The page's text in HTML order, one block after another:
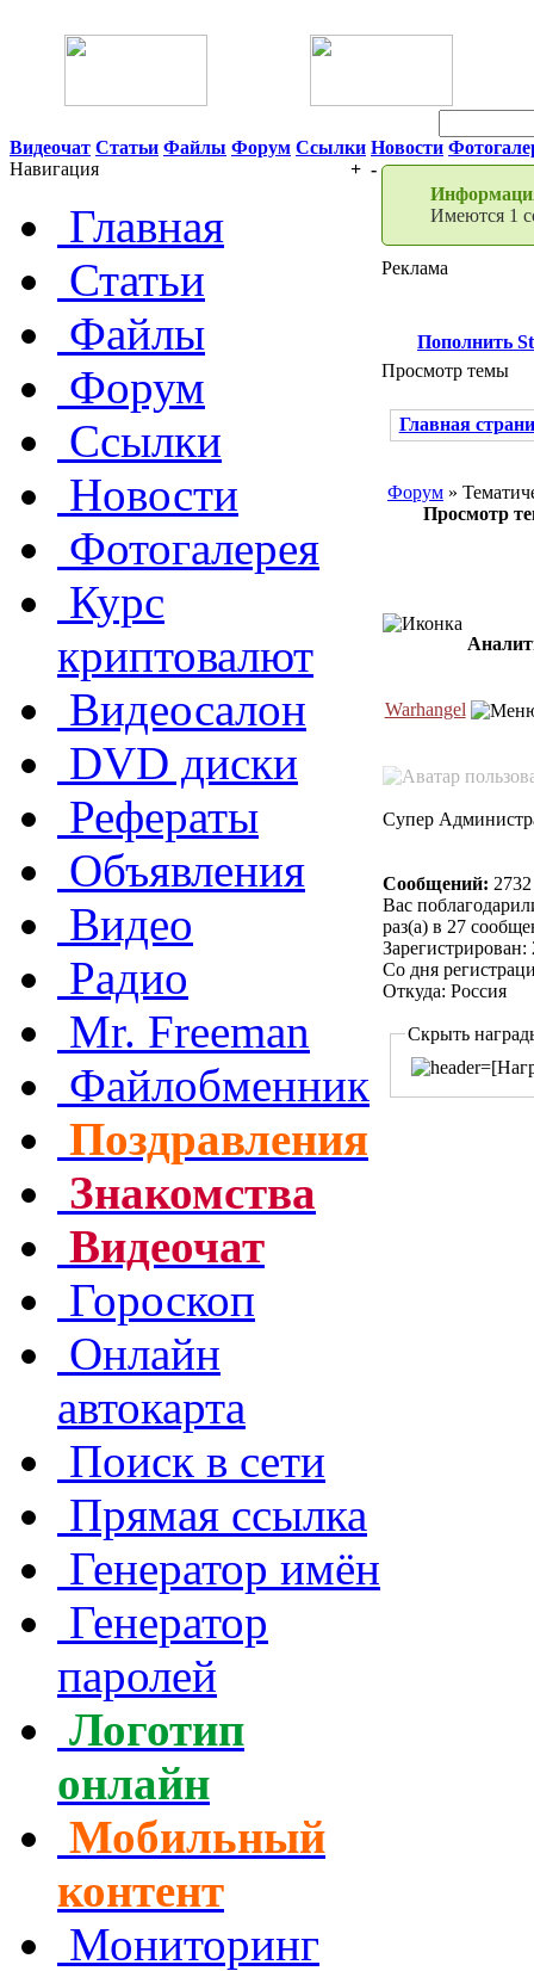
Видеочат Статьи Файлы Форум Ссылки Новости
Навигация
+ -
Главная
Статьи
Файлы
Форум
Ссылки
Новости
Фотогалерея
Курс
криптовалют
Видеосалон
DVD диски
Рефераты
Объявления
Видео
Радио
Mr. Freeman
Файлобменник
Поздравления
Знакомства
Видеочат
Гороскоп
Онлайн
автокарта
Поиск в сети
Прямая ссылка
Генератор имён
Генератор
паролей
Логотип
онлайн
Мобильный
контент
Мониторинг
Имеются 1
Реклама
Пополнить
Просмотр темы
Главная
Форум »
Просмотр
Warhangel
Супер
Сообщений: 2732
Вас
раз(а) в 27
Зарегистрирован:
Со дня
Откуда: Россия
Скрыть